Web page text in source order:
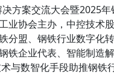
方案交流大会暨2025
业协会主办，中控技术
分盟、钢铁行业数字化
铁企业代表、智能制造
与数智化手段助推钢铁